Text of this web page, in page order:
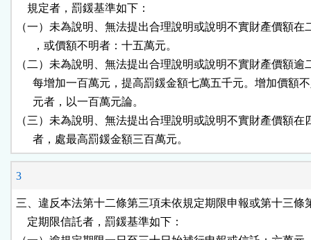
    規定者，罰鍰基準如下：
（一）未為說明、無法提出合理說明或說明不實財產價額在
      ，或價額不明者：十五萬元。
（二）未為說明、無法提出合理說明或說明不實財產價額逾
每增加一百萬元，提高罰鍰金額七萬五千元。增加價額
      元者，以一百萬元論。
（三）未為說明、無法提出合理說明或說明不實財產價額在
      者，處最高罰鍰金額三百萬元。
3
三、違反本法第十二條第三項未依規定期限申報或第十三條
    定期限信託者，罰鍰基準如下：